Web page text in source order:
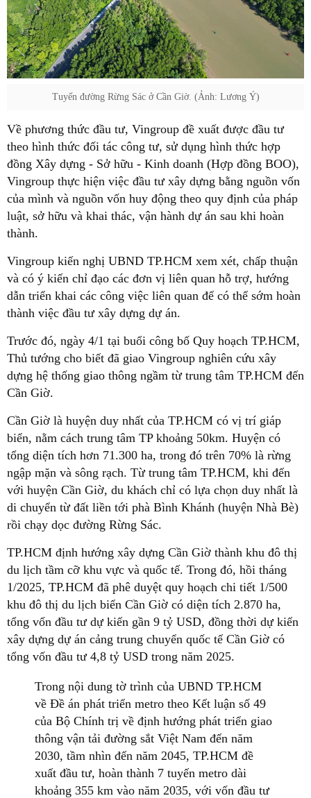
Tuyến đường Rừng Sác ở Cần Giờ. (Ảnh: Lương Ý)
Về phương thức đầu tư, Vingroup đề xuất được đầu tư
theo hình thức đối tác công tư, sử dụng hình thức hợp
đồng Xây dựng - Sở hữu - Kinh doanh (Hợp đồng BOO),
Vingroup thực hiện việc đầu tư xây dựng bằng nguồn vốn
của mình và nguồn vốn huy động theo quy định của pháp
luật, sở hữu và khai thác, vận hành dự án sau khi hoàn
thành.
Vingroup kiến nghị UBND TP.HCM xem xét, chấp thuận
và có ý kiến chỉ đạo các đơn vị liên quan hỗ trợ, hướng
dẫn triển khai các công việc liên quan để có thể sớm hoàn
thành việc đầu tư xây dựng dự án.
Trước đó, ngày 4/1 tại buổi công bố Quy hoạch TP.HCM,
Thủ tướng cho biết đã giao Vingroup nghiên cứu xây
dựng hệ thống giao thông ngầm từ trung tâm TP.HCM đến
Cần Giờ.
Cần Giờ là huyện duy nhất của TP.HCM có vị trí giáp
biển, nằm cách trung tâm TP khoảng 50km. Huyện có
tổng diện tích hơn 71.300 ha, trong đó trên 70% là rừng
ngập mặn và sông rạch. Từ trung tâm TP.HCM, khi đến
với huyện Cần Giờ, du khách chỉ có lựa chọn duy nhất là
di chuyển từ đất liền tới phà Bình Khánh (huyện Nhà Bè)
rồi chạy dọc đường Rừng Sác.
TP.HCM định hướng xây dựng Cần Giờ thành khu đô thị
du lịch tầm cỡ khu vực và quốc tế. Trong đó, hồi tháng
1/2025, TP.HCM đã phê duyệt quy hoạch chi tiết 1/500
khu đô thị du lịch biển Cần Giờ có diện tích 2.870 ha,
tổng vốn đầu tư dự kiến gần 9 tỷ USD, đồng thời dự kiến
xây dựng dự án cảng trung chuyển quốc tế Cần Giờ có
tổng vốn đầu tư 4,8 tỷ USD trong năm 2025.
Trong nội dung tờ trình của UBND TP.HCM
về Đề án phát triển metro theo Kết luận số 49
của Bộ Chính trị về định hướng phát triển giao
thông vận tải đường sắt Việt Nam đến năm
2030, tầm nhìn đến năm 2045, TP.HCM đề
xuất đầu tư, hoàn thành 7 tuyến metro dài
khoảng 355 km vào năm 2035, với vốn đầu tư